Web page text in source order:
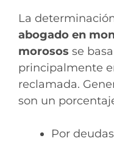
La
abogado en
morosos se
principalmente
reclamada.
son un
Por